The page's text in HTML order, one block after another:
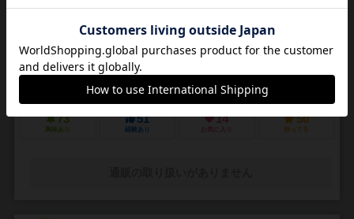
14歳～
悪夢のような街で他の狩人を出し抜いて「血の遺志」を集めろ
ＰＳ４で発売されたフロムソフトウェアのブラッドボーンのカードゲ
ーム化。 かつて栄華を極めた古都ヤーナムでは風土病「獣の病」がは
びこっていた。あなたは「獣の病」の罹患者で...
73
興味あり
51
経験あり
14
お気に入り
50
持ってる